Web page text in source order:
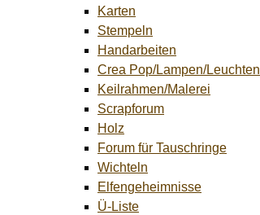
Karten
Stempeln
Handarbeiten
Crea Pop/Lampen/Leuchten
Keilrahmen/Malerei
Scrapforum
Holz
Forum für Tauschringe
Wichteln
Elfengeheimnisse
Ü-Liste